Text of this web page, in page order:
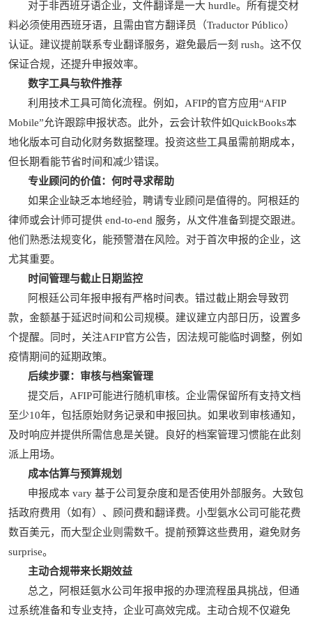
对于非西班牙语企业，文件翻译是一大 hurdle。所有提交材
料必须使用西班牙语，且需由官方翻译员（Traductor Público）
认证。建议提前联系专业翻译服务，避免最后一刻 rush。这不仅
保证合规，还提升申报效率。
数字工具与软件推荐
利用技术工具可简化流程。例如，AFIP的官方应用“AFIP
Mobile”允许跟踪申报状态。此外，云会计软件如QuickBooks本
地化版本可自动化财务数据整理。投资这些工具虽需前期成本，
但长期看能节省时间和减少错误。
专业顾问的价值：何时寻求帮助
如果企业缺乏本地经验，聘请专业顾问是值得的。阿根廷的
律师或会计师可提供 end-to-end 服务，从文件准备到提交跟进。
他们熟悉法规变化，能预警潜在风险。对于首次申报的企业，这
尤其重要。
时间管理与截止日期监控
阿根廷公司年报申报有严格时间表。错过截止期会导致罚
款，金额基于延迟时间和公司规模。建议建立内部日历，设置多
个提醒。同时，关注AFIP官方公告，因法规可能临时调整，例如
疫情期间的延期政策。
后续步骤：审核与档案管理
提交后，AFIP可能进行随机审核。企业需保留所有支持文档
至少10年，包括原始财务记录和申报回执。如果收到审核通知，
及时响应并提供所需信息是关键。良好的档案管理习惯能在此刻
派上用场。
成本估算与预算规划
申报成本 vary 基于公司复杂度和是否使用外部服务。大致包
括政府费用（如有）、顾问费和翻译费。小型氨水公司可能花费
数百美元，而大型企业则需数千。提前预算这些费用，避免财务
surprise。
主动合规带来长期效益
总之，阿根廷氨水公司年报申报的办理流程虽具挑战，但通
过系统准备和专业支持，企业可高效完成。主动合规不仅避免